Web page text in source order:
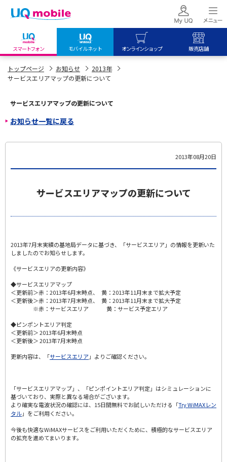
スマートフォン モバイルネット オンラインショップ 販売店舗
my UQ WiMAX
UQ WiMAX ご契約の方
My UQ mobile
データチャージサイト
UQ mobile
オンラインショップ
UQ WiMAX
UQ mobile
販売店舗
UQ WiMAX
トップページ お知らせ
2013年
サービスエリアマップの更新について
サービスエリアマップの更新について
お知らせ一覧に戻る
2013年08月20日
サービスエリアマップの更新について
2013年7月末実績の基地局データに基づき、「サービスエリア」の情報を更新いた
しましたのでお知らせします。
《サービスエリアの更新内容》
◆サービスエリアマップ
＜更新前＞赤：2013年6月末時点、 黄：2013年11月末まで拡大予定
＜更新後＞赤：2013年7月末時点、 黄：2013年11月末まで拡大予定
※赤：サービスエリア 黄：サービス予定エリア
◆ピンポントエリア判定
＜更新前＞ 2013年6月末時点
＜更新後＞ 2013年7月末時点
更新内容は、「サービスエリア」よりご確認ください。
「サービスエリアマップ」、「ピンポイントエリア判定」はシミュレーションに
基づいており、実際と異なる場合がございます。
より確実な電波状況の確認には、15日間無料でお試しいただける「Try WiMAXレン
タル」をご利用ください。
今後も快適なWiMAXサービスをご利用いただくために、積極的なサービスエリア
の拡充を進めてまいります。